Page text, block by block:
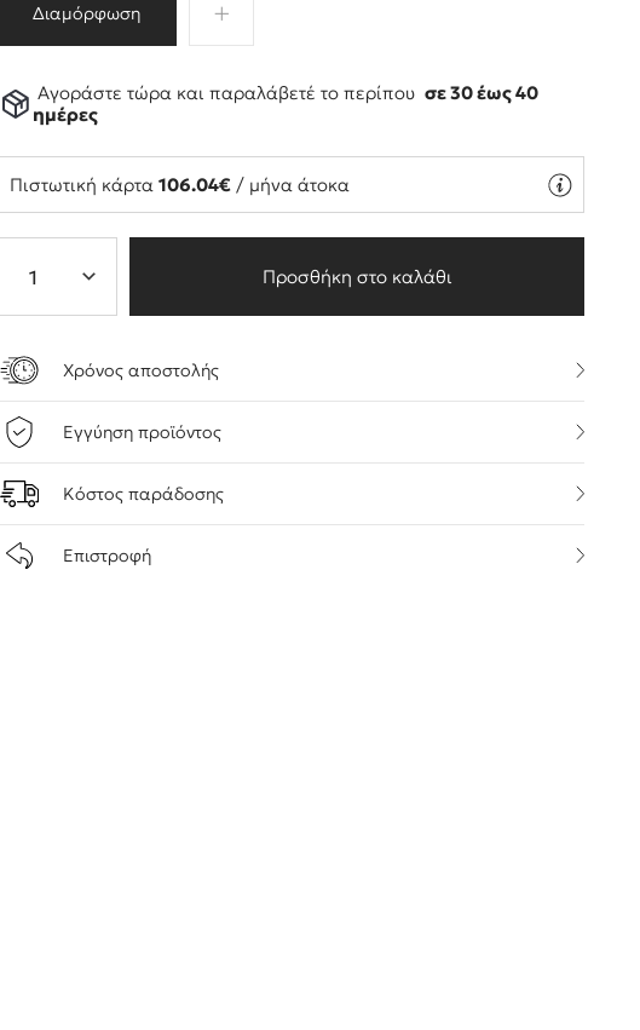
Διαμόρφωση
Αγοράστε τώρα και παραλάβετέ το περίπου σε 30 έως 40
ημέρες
Πιστωτική κάρτα106.04€ / μήνα άτοκα
Προσθήκη στο καλάθι
Χρόνος αποστολής
Εγγύηση προϊόντος
Κόστος παράδοσης
Επιστροφή